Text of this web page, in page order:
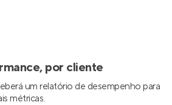
por cliente
um relatório de desempenho para
métricas.